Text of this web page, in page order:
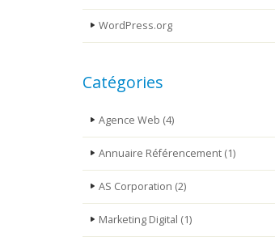
WordPress.org
Catégories
Agence Web (4)
Annuaire Référencement (1)
AS Corporation (2)
Marketing Digital (1)